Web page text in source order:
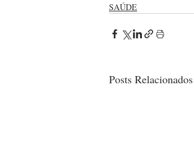
SAÚDE
Posts Relacionados